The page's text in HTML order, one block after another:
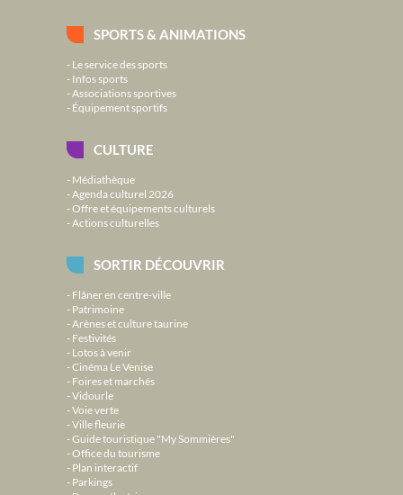
SPORTS & ANIMATIONS
Le service des sports
Infos sports
Associations sportives
Équipement sportifs
CULTURE
Médiathèque
Agenda culturel 2026
Offre et équipements culturels
Actions culturelles
SORTIR DÉCOUVRIR
Flâner en centre-ville
Patrimoine
Arènes et culture taurine
Festivités
Lotos à venir
Cinéma Le Venise
Foires et marchés
Vidourle
Voie verte
Ville fleurie
Guide touristique "My Sommières"
Office du tourisme
Plan interactif
Parkings